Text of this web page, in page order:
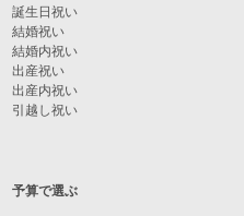
誕生日祝い
結婚祝い
結婚内祝い
出産祝い
出産内祝い
引越し祝い
予算で選ぶ